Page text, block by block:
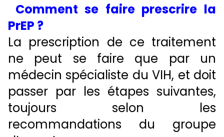
Comment se faire prescrire la
PrEP ?
La prescription de ce traitement
ne peut se faire que par un
médecin spécialiste du VIH, et doit
passer par les étapes suivantes,
toujours selon les
recommandations du groupe